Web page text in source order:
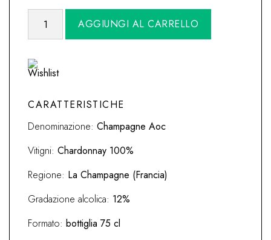
Extra
'Les
Mazaux'
Crètè
quantità
AGGIUNGI AL CARRELLO
CARATTERISTICHE
Denominazione: Champagne Aoc
Vitigni: Chardonnay 100%
Regione: La Champagne (Francia)
Gradazione alcolica: 12%
Formato: bottiglia 75 cl